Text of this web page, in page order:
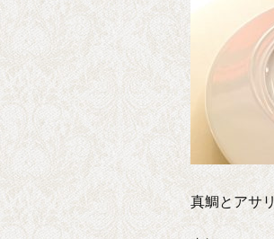
真鯛とアサ